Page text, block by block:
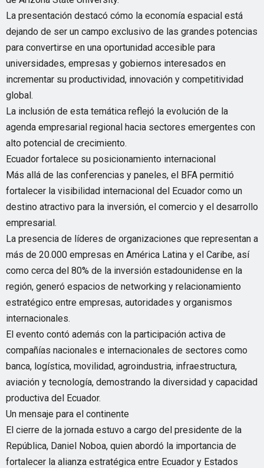
La presentación destacó cómo la economía espacial está
dejando de ser un campo exclusivo de las grandes potencias
para convertirse en una oportunidad accesible para
universidades, empresas y gobiernos interesados en
incrementar su productividad, innovación y competitividad
global.
La inclusión de esta temática reflejó la evolución de la
agenda empresarial regional hacia sectores emergentes con
alto potencial de crecimiento.
Ecuador fortalece su posicionamiento internacional
Más allá de las conferencias y paneles, el BFA permitió
fortalecer la visibilidad internacional del Ecuador como un
destino atractivo para la inversión, el comercio y el desarrollo
empresarial.
La presencia de líderes de organizaciones que representan a
más de 20.000 empresas en América Latina y el Caribe, así
como cerca del 80% de la inversión estadounidense en la
región, generó espacios de networking y relacionamiento
estratégico entre empresas, autoridades y organismos
internacionales.
El evento contó además con la participación activa de
compañías nacionales e internacionales de sectores como
banca, logística, movilidad, agroindustria, infraestructura,
aviación y tecnología, demostrando la diversidad y capacidad
productiva del Ecuador.
Un mensaje para el continente
El cierre de la jornada estuvo a cargo del presidente de la
República, Daniel Noboa, quien abordó la importancia de
fortalecer la alianza estratégica entre Ecuador y Estados